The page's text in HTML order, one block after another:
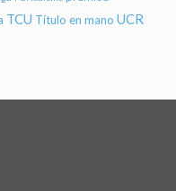
TCU Título en mano UCR